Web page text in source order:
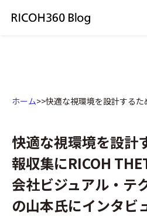
ホーム>>快適な視環境を設計する
快適な視環境を設計
報収集にRICOH
会社ビジュアル・テ
の山本氏にインタビ